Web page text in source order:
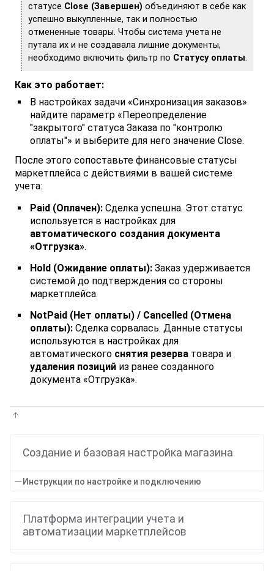
статусе Close (Завершен) объединяют в себе как
успешно выкупленные, так и полностью
отмененные товары. Чтобы система учета не
путала их и не создавала лишние документы,
необходимо включить фильтр по Статусу оплаты.
Как это работает:
В настройках задачи «Синхронизация заказов»
найдите параметр «Переопределение
"закрытого" статуса Заказа по "контролю
оплаты"» и выберите для него значение Close.
После этого сопоставьте финансовые статусы
маркетплейса с действиями в вашей системе
учета:
Paid (Оплачен): Сделка успешна. Этот статус
используется в настройках для
автоматического создания документа
«Отгрузка».
Hold (Ожидание оплаты): Заказ удерживается
системой до подтверждения со стороны
маркетплейса.
NotPaid (Нет оплаты) / Cancelled (Отмена
оплаты): Сделка сорвалась. Данные статусы
используются в настройках для
автоматического снятия резерва товара и
удаления позиций из ранее созданного
документа «Отгрузка».
Создание и базовая настройка магазина
Инструкции по настройке и подключению
Платформа интеграции учета и
автоматизации маркетплейсов